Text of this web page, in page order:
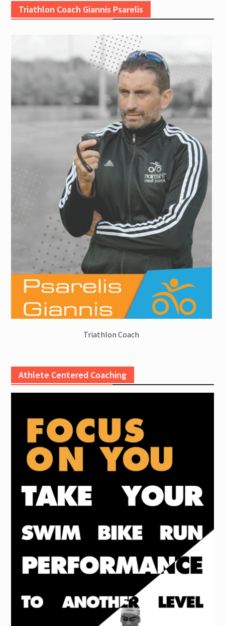
Triathlon Coach Giannis Psarelis
Triathlon Coach
Athlete Centered Coaching